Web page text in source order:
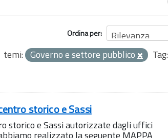
Ordina per
temi: Governo e settore pubblico
Tag:
storico e Sassi
storico e Sassi autorizzate dagli uffici
realizzato la seguente MAPPA